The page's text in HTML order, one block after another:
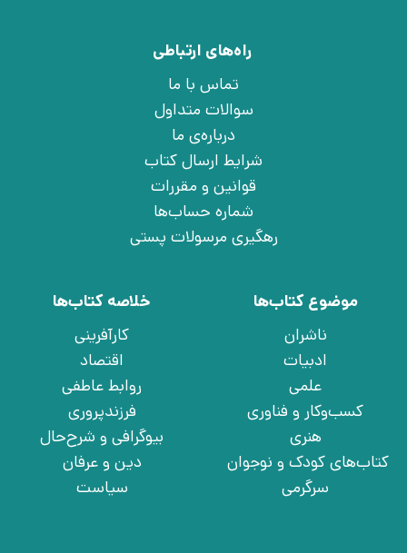
راه‌های ارتباطی
تماس با ما
سوالات متداول
درباره‌ی ما
شرایط ارسال کتاب
قوانین و مقررات
شماره حساب‌ها
رهگیری مرسولات پستی
موضوع کتاب‌ها
ناشران
ادبیات
علمی
کسب‌وکار و فناوری
هنری
کتاب‌های کودک و نوجوان
سرگرمی
خلاصه کتاب‌ها
کارآفرینی
اقتصاد
روابط عاطفی
فرزندپروری
بیوگرافی و شرح‌حال
دین و عرفان
سیاست